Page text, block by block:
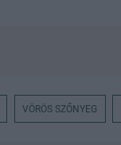
VÖRÖS SZŐNYEG